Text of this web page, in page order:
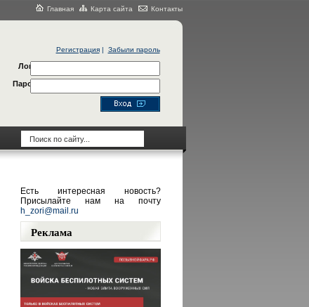
Главная Карта сайта Контакты
Регистрация| Забыли пароль
Логин
Пароль
Есть интересная новость?
Присылайте нам на почту
h_zori@mail.ru
Реклама